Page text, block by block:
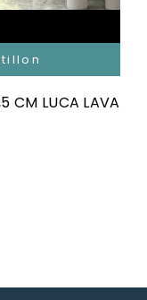
CM LUCA LAVA